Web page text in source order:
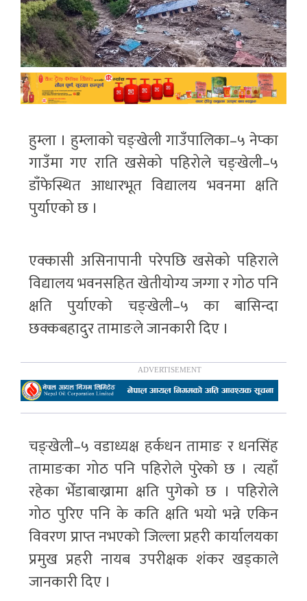
हुम्ला । हुम्लाको चङ्खेली गाउँपालिका–५ नेप्का
गाउँमा गए राति खसेको पहिरोले चङ्खेली–५
डाँफेस्थित आधारभूत विद्यालय भवनमा क्षति
पुर्याएको छ ।​
एक्कासी असिनापानी परेपछि खसेको पहिराले
विद्यालय भवनसहित खेतीयोग्य जग्गा र गोठ पनि
क्षति पुर्याएको चङ्खेली–५ का बासिन्दा
छक्कबहादुर तामाङले जानकारी दिए ।
चङ्खेली–५ वडाध्यक्ष हर्कधन तामाङ र धनसिंह
तामाङका गोठ पनि पहिरोले पुरेको छ । त्यहाँ
रहेका भेँडाबाख्रामा क्षति पुगेको छ । पहिरोले
गोठ पुरिए पनि के कति क्षति भयो भन्ने एकिन
विवरण प्राप्त नभएको जिल्ला प्रहरी कार्यालयका
प्रमुख प्रहरी नायब उपरीक्षक शंकर खड्काले
जानकारी दिए ।